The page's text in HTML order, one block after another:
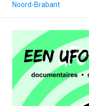
Noord-Brabant